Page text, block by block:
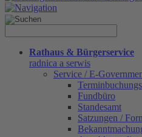
Rathaus & Bürgerservice
radnica a serwis
Service / E-
Fundbüro
Standesamt
Satzungen /